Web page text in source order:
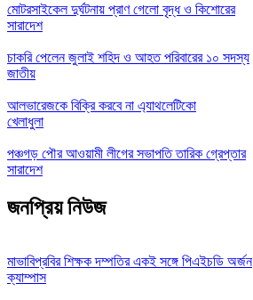
মোটরসাইকেল দুর্ঘটনায় প্রাণ গেলো বৃদ্ধ ও কিশোরের
সারাদেশ
চাকরি পেলেন জুলাই শহিদ ও আহত পরিবারের ১০ সদস্য
জাতীয়
আলভারেজকে বিক্রি করবে না এ্যাথলেটিকো
খেলাধুলা
পঞ্চগড় পৌর আওয়ামী লীগের সভাপতি তারিক গ্রেপ্তার
সারাদেশ
জনপ্রিয় নিউজ
মাভাবিপ্রবির শিক্ষক দম্পতির একই সঙ্গে পিএইচডি অর্জন
ক্যাম্পাস